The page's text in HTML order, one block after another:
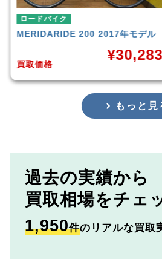
デル Cannondale
¥
もっと見
過去の実績から
買取相場をチェ
1,950件のリアルな買取